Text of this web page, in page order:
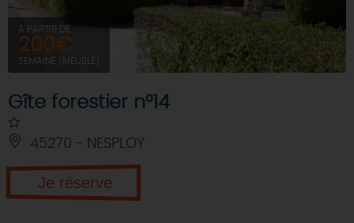
À PARTIR DE
200€
SEMAINE (MEUBLÉ)
Gîte forestier n°14
45270 - NESPLOY
Je réserve